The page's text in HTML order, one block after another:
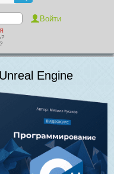
Engine